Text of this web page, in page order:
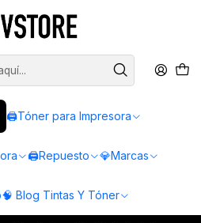
🖨️Tóner para Impresora
🖨️Repuesto 💎Marcas
🧠 Blog Tintas Y Tóner